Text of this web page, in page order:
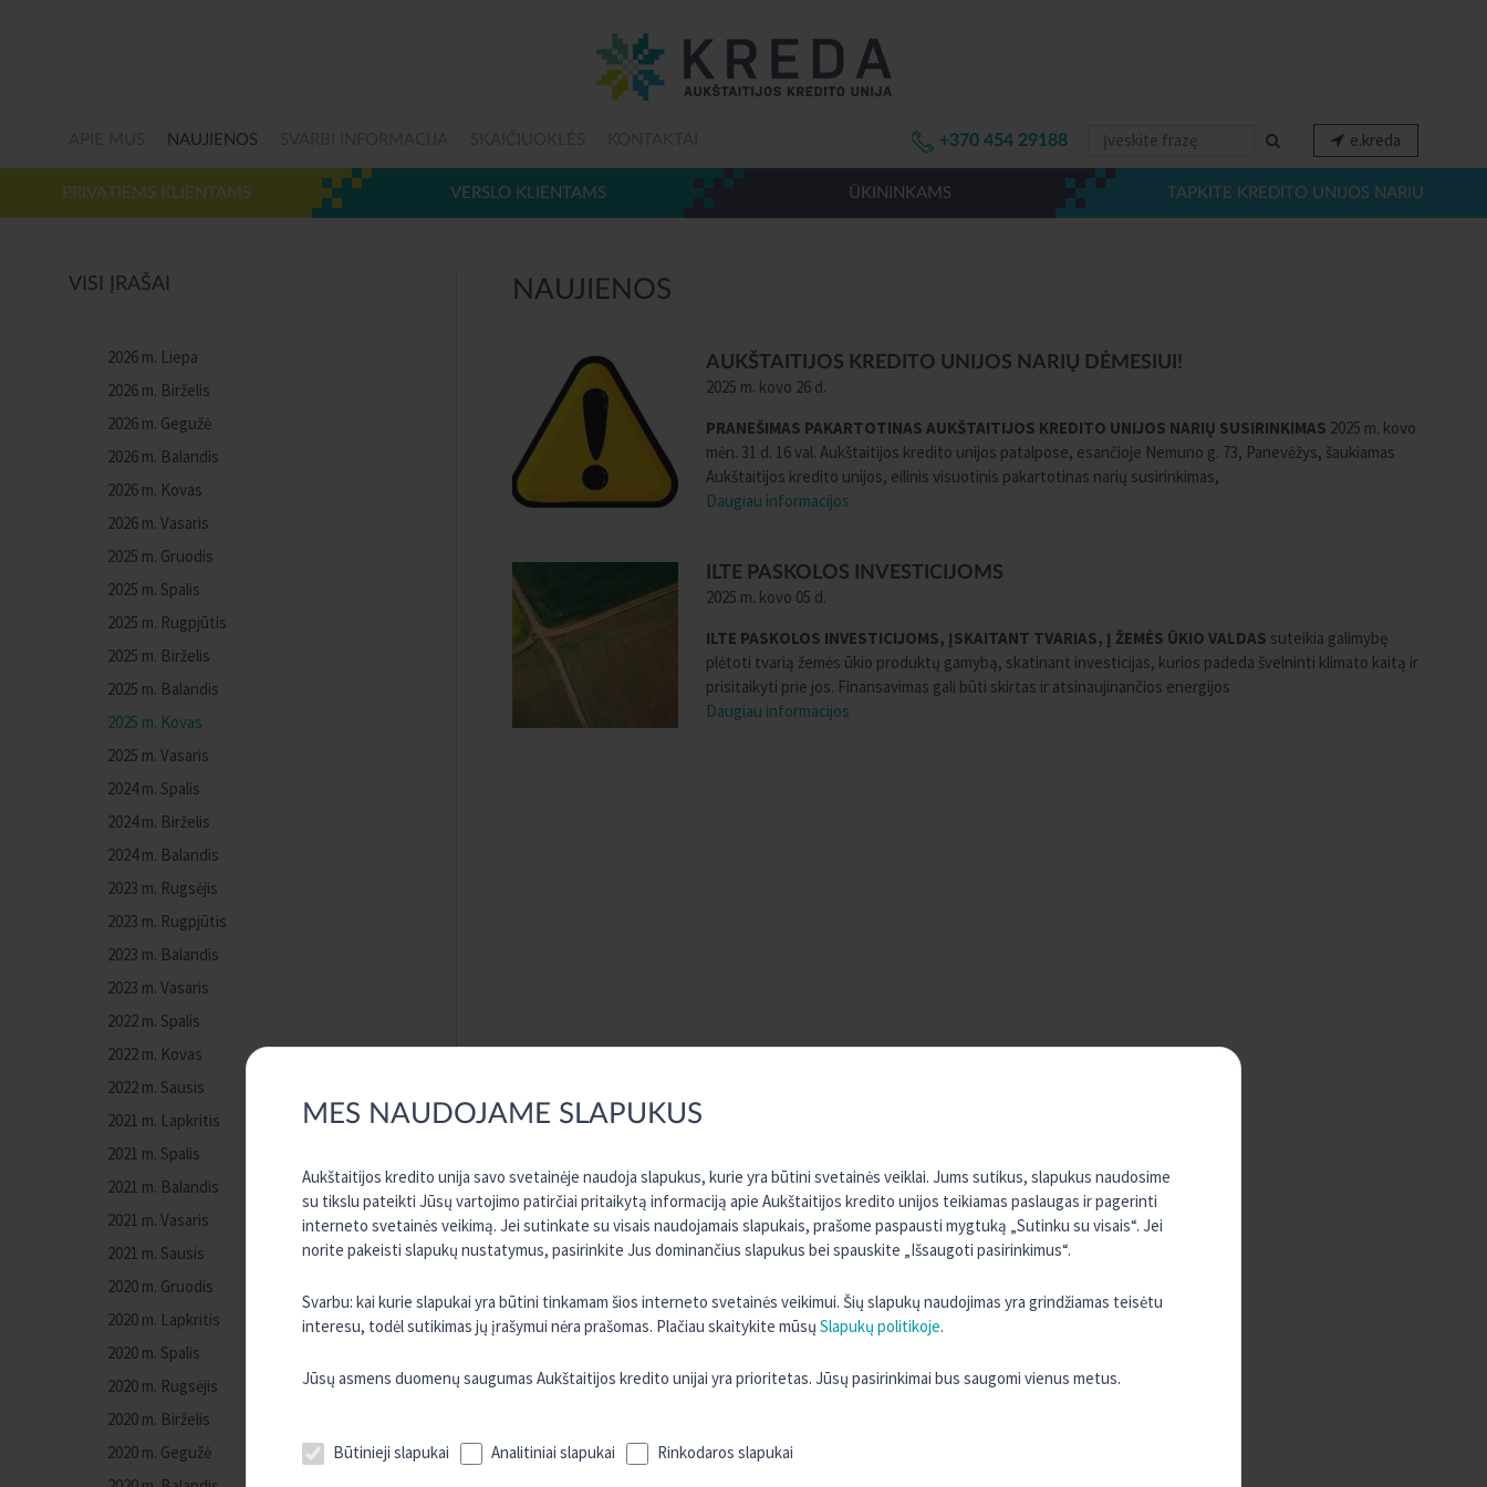
MES NAUDOJAME SLAPUKUS
Aukštaitijos kredito unija savo svetainėje naudoja slapukus, kurie yra būtini svetainės veiklai. Jums sutikus, slapukus naudosime
su tikslu pateikti Jūsų vartojimo patirčiai pritaikytą informaciją apie Aukštaitijos kredito unijos teikiamas paslaugas ir pagerinti
interneto svetainės veikimą. Jei sutinkate su visais naudojamais slapukais, prašome paspausti mygtuką „Sutinku su visais“. Jei
norite pakeisti slapukų nustatymus, pasirinkite Jus dominančius slapukus bei spauskite „Išsaugoti pasirinkimus“.
Svarbu: kai kurie slapukai yra būtini tinkamam šios interneto svetainės veikimui. Šių slapukų naudojimas yra grindžiamas teisėtu
interesu, todėl sutikimas jų įrašymui nėra prašomas. Plačiau skaitykite mūsų Slapukų politikoje.
Jūsų asmens duomenų saugumas Aukštaitijos kredito unijai yra prioritetas. Jūsų pasirinkimai bus saugomi vienus metus.
Būtinieji slapukai Analitiniai slapukai Rinkodaros slapukai
NAUJIENOS +370 454 29188 e.kreda
PRIVATIEMS KLIENTAMS VERSLO KLIENTAMS ŪKININKAMS TAPKITE KREDITO UNIJOS NARIU
NAUJIENOS
AUKŠTAITIJOS KREDITO UNIJOS NARIŲ DĖMESIUI!
2025 m. kovo 26 d.
PRANEŠIMAS PAKARTOTINAS AUKŠTAITIJOS KREDITO UNIJOS NARIŲ SUSIRINKIMAS 2025 m. kovo
mėn. 31 d. 16 val. Aukštaitijos kredito unijos patalpose, esančioje Nemuno g. 73, Panevėžys, šaukiamas
Aukštaitijos kredito unijos, eilinis visuotinis pakartotinas narių susirinkimas,
Daugiau informacijos
ILTE PASKOLOS INVESTICIJOMS
2025 m. kovo 05 d.
ILTE PASKOLOS INVESTICIJOMS, ĮSKAITANT TVARIAS, Į ŽEMĖS ŪKIO VALDAS suteikia galimybę
plėtoti tvarią žemės ūkio produktų gamybą, skatinant investicijas, kurios padeda švelninti klimato kaitą ir
prisitaikyti prie jos. Finansavimas gali būti skirtas ir atsinaujinančios energijos
Daugiau informacijos
VISI ĮRAŠAI
2026 m. Liepa
2026 m. Birželis
2026 m. Gegužė
2026 m. Balandis
2026 m. Kovas
2026 m. Vasaris
2025 m. Gruodis
2025 m. Spalis
2025 m. Rugpjūtis
2025 m. Birželis
2025 m. Balandis
2025 m. Kovas
2025 m. Vasaris
2024 m. Spalis
2024 m. Birželis
2024 m. Balandis
2023 m. Rugsėjis
2023 m. Rugpjūtis
2023 m. Balandis
2023 m. Vasaris
2022 m. Spalis
2022 m. Kovas
2022 m. Sausis
2021 m. Lapkritis
2021 m. Spalis
2021 m. Balandis
2021 m. Vasaris
2021 m. Sausis
2020 m. Gruodis
2020 m. Lapkritis
2020 m. Spalis
2020 m. Rugsėjis
2020 m. Birželis
2020 m. Gegužė